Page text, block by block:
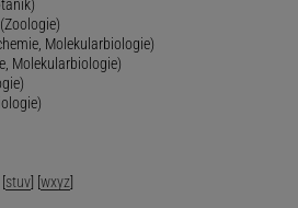
Molekularbiologie)
Molekularbiologie)
stuv] [wxyz]